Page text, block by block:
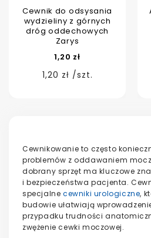
Cewnik do odsysania
wydzieliny z górnych
dróg oddechowych
Zarys
1,20 zł
1,20 zł /szt.
Cewnikowanie to często
problemów z oddawaniem
dobrany sprzęt ma kluczowe
i bezpieczeństwa pacjenta.
specjalne cewniki urologiczne,
budowie ułatwiają
przypadku trudności
zwężenie cewki moczowej.